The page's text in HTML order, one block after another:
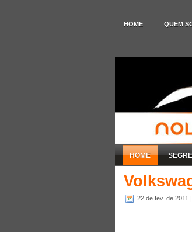
HOME QUEM
HOME
22 de fev. de 2011